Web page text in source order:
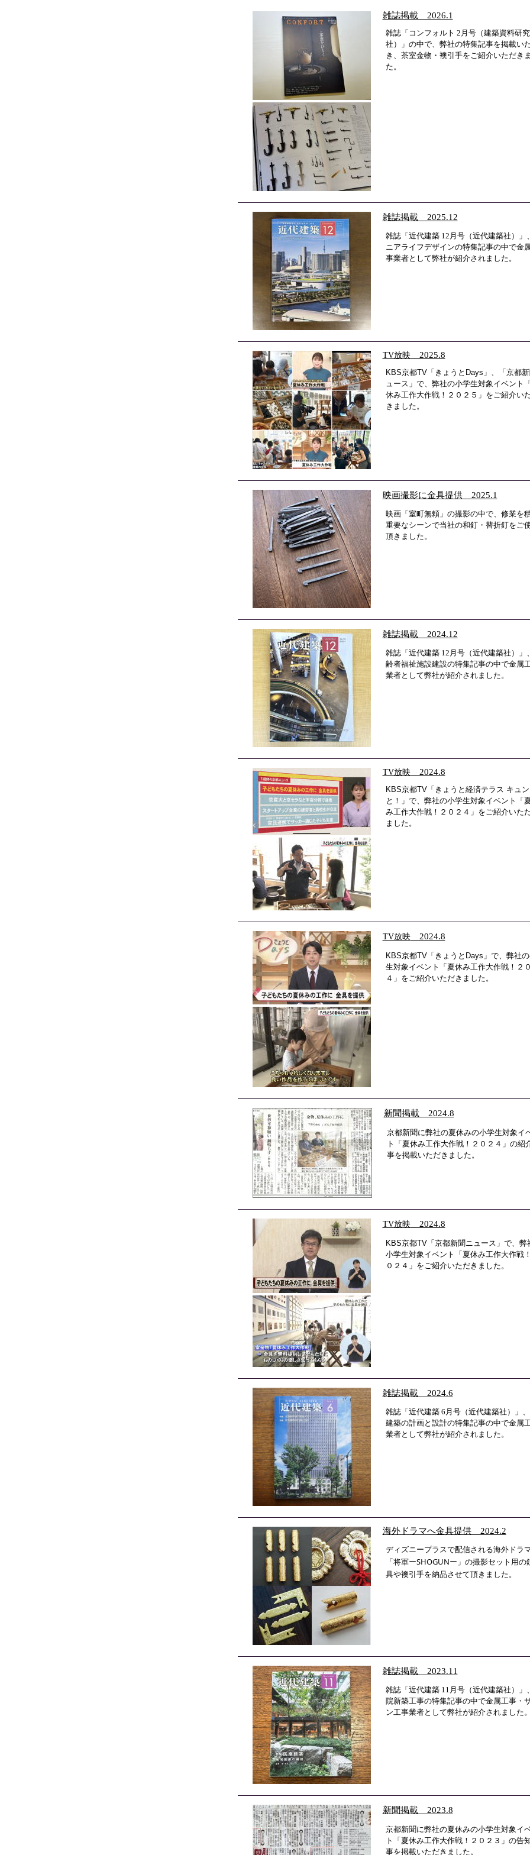
雑誌掲載 2026.1
雑誌「コンフォルト 2月号（建築資料研究
社）」の中で、弊社の特集記事を掲載い
き、茶室金物・襖引手をご紹介いただき
た。
雑誌掲載 2025.12
雑誌「近代建築 12月号（近代建築社）」
ニアライフデザインの特集記事の中で金
事業者として弊社が紹介されました。
TV放映2025.8
KBS京都TV「きょうとDays」、「京都
ュース」で、弊社の小学生対象イベント
休み工作大作戦！２０２５」をご紹介い
きました。
映画撮影に金具提供 2025.1
映画「室町無頼」の撮影の中で、修業を
重要なシーンで当社の和釘・替折釘をご
頂きました。
雑誌掲載 2024.12
雑誌「近代建築 12月号（近代建築社）」
齢者福祉施設建設の特集記事の中で金属
業者として弊社が紹介されました。
TV放映2024.8
KBS京都TV「きょうと経済テラス キュン
と！」で、弊社の小学生対象イベント「
み工作大作戦！２０２４」をご紹介いた
ました。
TV放映2024.8
KBS京都TV「きょうとDays」で、弊社
生対象イベント「夏休み工作大作戦！２
４」をご紹介いただきました。
新聞掲載 2024.8
京都新聞に弊社の夏休みの小学生対象イ
ト「夏休み工作大作戦！２０２４」の紹
事を掲載いただきました。
TV放映2024.8
KBS京都TV「京都新聞ニュース」で、弊
小学生対象イベント「夏休み工作大作戦
０２４」をご紹介いただきました。
雑誌掲載 2024.6
雑誌「近代建築 6月号（近代建築社）」
建築の計画と設計の特集記事の中で金属
業者として弊社が紹介されました。
海外ドラマへ金具提供 2024.2
ディズニープラスで配信される海外ドラ
「将軍ーSHOGUNー」の撮影セット用の
具や襖引手を納品させて頂きました。
雑誌掲載 2023.11
雑誌「近代建築 11月号（近代建築社）」
院新築工事の特集記事の中で金属工事・
ン工事業者として弊社が紹介されました。
新聞掲載 2023.8
京都新聞に弊社の夏休みの小学生対象イ
ト「夏休み工作大作戦！２０２３」の告
事を掲載いただきました。